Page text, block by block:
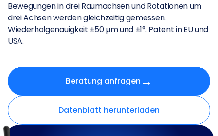
Bewegungen in drei Raumachsen und Rotationen um
drei Achsen werden gleichzeitig gemessen.
Wiederholgenauigkeit ±50 µm und ±1°. Patent in EU und
USA.
Beratung anfragen →
Datenblatt herunterladen